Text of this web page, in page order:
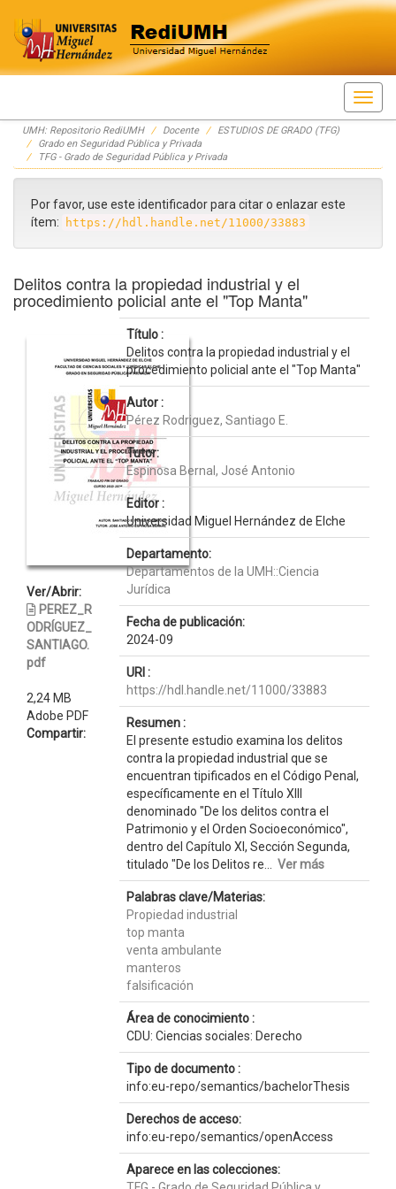
Skip
navigation
UMH: Repositorio RediUMH Docente
ESTUDIOS DE GRADO (TFG)
Grado en Seguridad Pública y Privada
TFG - Grado de Seguridad Pública y Privada
Por favor, use este identificador para citar o enlazar este
ítem:
https://hdl.handle.net/11000/33883
Delitos contra la propiedad industrial y el
procedimiento policial ante el "Top Manta"
Ver/Abrir:
PEREZ_R
ODRÍGUEZ_
SANTIAGO.
pdf
2,24 MB
Adobe PDF
Compartir:
Título :
Delitos contra la propiedad industrial y el
procedimiento policial ante el "Top Manta"
Autor :
Pérez Rodriguez, Santiago E.
Tutor:
Espinosa Bernal, José Antonio
Editor :
Universidad Miguel Hernández de Elche
Departamento:
Departamentos de la UMH::Ciencia
Jurídica
Fecha de publicación:
2024-09
URI :
https://hdl.handle.net/11000/33883
Resumen :
El presente estudio examina los delitos
contra la propiedad industrial que se
encuentran tipificados en el Código Penal,
específicamente en el Título XIII
denominado "De los delitos contra el
Patrimonio y el Orden Socioeconómico",
dentro del Capítulo XI, Sección Segunda,
titulado "De los Delitos re... Ver más
Palabras clave/Materias:
Propiedad industrial
top manta
venta ambulante
manteros
falsificación
Área de conocimiento :
CDU: Ciencias sociales: Derecho
Tipo de documento :
info:eu-repo/semantics/bachelorThesis
Derechos de acceso:
info:eu-repo/semantics/openAccess
Aparece en las colecciones: